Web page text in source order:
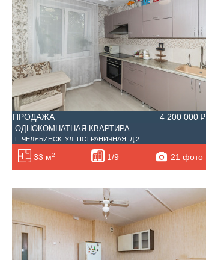
ПРОДАЖА 4 200 000 ₽
ОДНОКОМНАТНАЯ КВАРТИРА
Г. ЧЕЛЯБИНСК, УЛ. ПОГРАНИЧНАЯ, Д.2
33 м2 1/9 21 фото